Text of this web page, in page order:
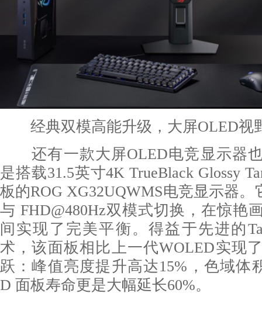
经典双模高能升级，大屏OLED视
还有一款大屏OLED电竞显示器
是搭载31.5英寸4K TrueBlack Glossy
板的ROG XG32UQWMS电竞显示器。
与 FHD@480Hz双模式切换，在惊艳
间实现了完美平衡。得益于先进的
术，该面板相比上一代WOLED实现
跃：峰值亮度提升高达15%，色域体
D 面板寿命更是大幅延长60%。